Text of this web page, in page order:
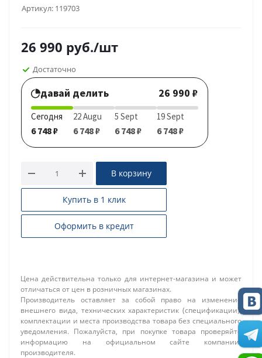
Артикул: 119703
26 990 руб./шт
Достаточно
давай делить 26 990 ₽
Сегодня
6 748 ₽
22 Augu
6 748 ₽
5 Sept
6 748 ₽
19 Sept
6 748 ₽
В корзину
Купить в 1 клик
Оформить в кредит
Цена действительна только для интернет-магазина и может
отличаться от цен в розничных магазинах.
Производитель оставляет за собой право на изменение
внешнего вида, технических характеристик (спецификации),
комплектации и места производства товара без специального
уведомления. Пожалуйста, при покупке товара проверяйте
информацию на официальном сайте компании-
производителя.